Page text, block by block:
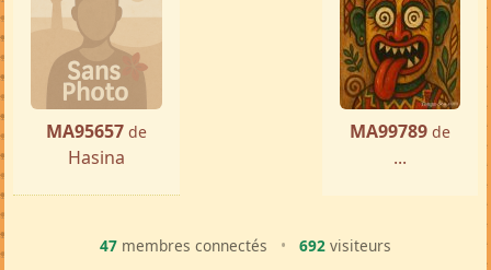
MA95657 de
Hasina
MA99789 de
...
47 membres connectés • 692 visiteurs